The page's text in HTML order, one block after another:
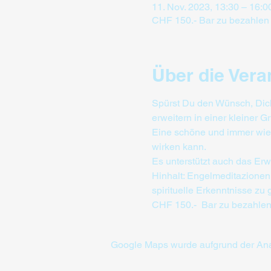
11. Nov. 2023, 13:30 –
CHF 150.- Bar zu
Über die
Spürst Du den Wünsch,
erweitern in einer kleiner
Eine schöne und immer
wirken kann.
Es unterstützt auch das
Hinhalt:
spirituelle Erkenntnisse zu
CHF 150.-  Bar zu
Google Maps wurde aufgrund der